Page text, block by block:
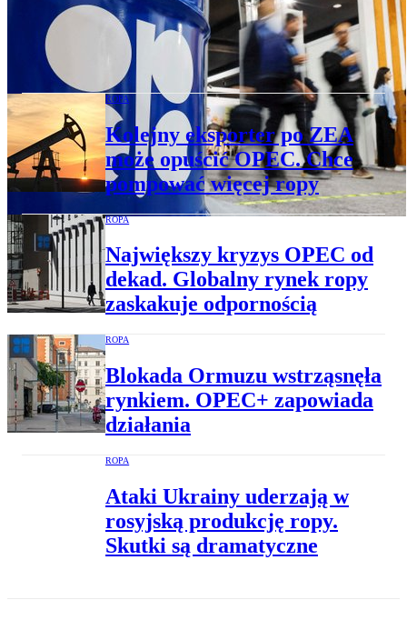
Nadchodzi przełom na rynku ropy.
OPEC+ przyspiesza zwiększanie
produkcji
ROPA
Kolejny eksporter po ZEA
może opuścić OPEC. Chce
pompować więcej ropy
ROPA
Największy kryzys OPEC od
dekad. Globalny rynek ropy
zaskakuje odpornością
ROPA
Blokada Ormuzu wstrząsnęła
rynkiem. OPEC+ zapowiada
działania
ROPA
Ataki Ukrainy uderzają w
rosyjską produkcję ropy.
Skutki są dramatyczne